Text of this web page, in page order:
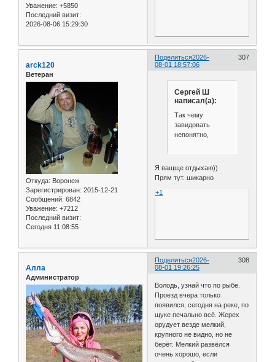
Уважение: +5850
Последний визит:
2026-08-06 15:29:30
Поделиться 307
2026-
08-01 18:57:06
arck120
Ветеран
Откуда: Воронеж
Зарегистрирован: 2015-12-21
Сообщений: 6842
Уважение: +7212
Последний визит:
Сегодня 11:08:55
Сергей Ш
написал(а):
Так чему
завидовать
непонятно,
Я ващще отдыхаю))
Прям тут. шикарно
+1
Поделиться 308
2026-
08-01 19:26:25
Алла
Администратор
Володь, узнай что по рыбе.
Проезд вчера только
появился, сегодня на реке, по
щуке печально всё. Жерех
орудует везде мелкий,
крупного не видно, но не
берёт. Мелкий развёлся
очень хорошо, если